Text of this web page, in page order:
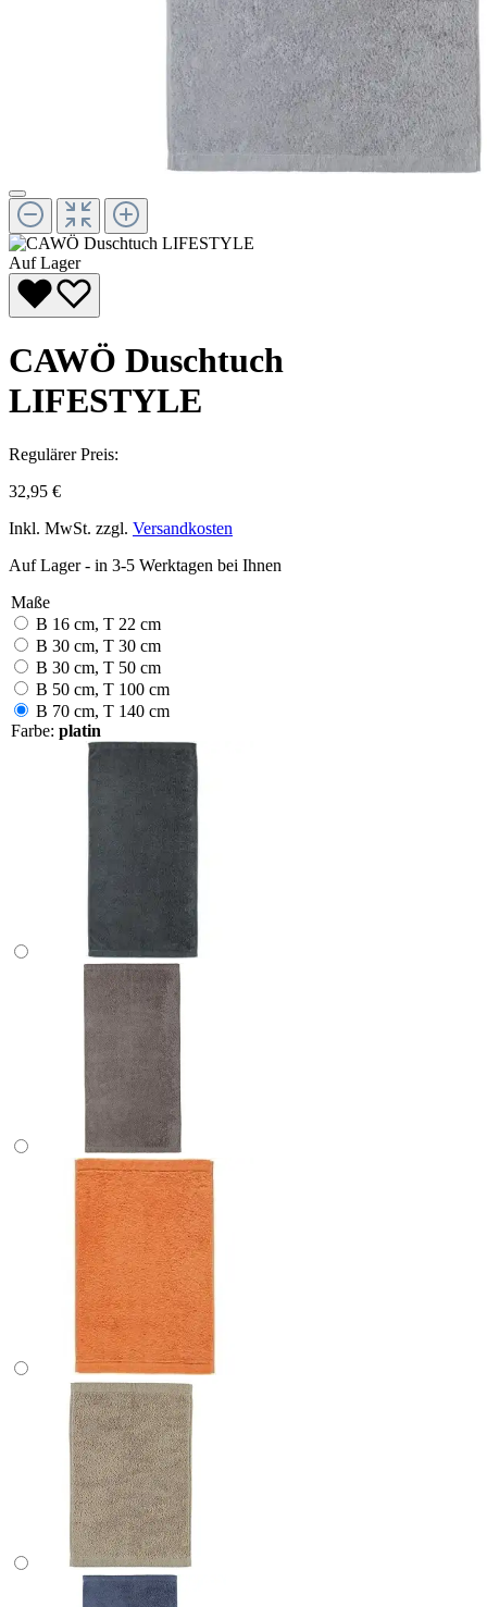
Auf Lager
CAWÖ Duschtuch
LIFESTYLE
Regulärer Preis:
32,95 €
Inkl. MwSt. zzgl. Versandkosten
Auf Lager - in 3-5 Werktagen bei Ihnen
Maße
B 16 cm, T 22 cm
B 30 cm, T 30 cm
B 30 cm, T 50 cm
B 50 cm, T 100 cm
B 70 cm, T 140 cm
Farbe: platin